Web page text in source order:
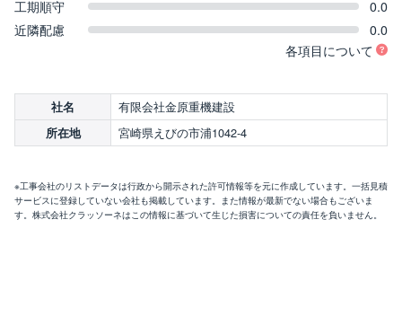
工期順守
0.0
近隣配慮
0.0
各項目について
社名 有限会社金原重機建設
所在地 宮崎県えびの市浦1042-4
※工事会社のリストデータは行政から開示された許可情報等を元に作成しています。一括見積
サービスに登録していない会社も掲載しています。また情報が最新でない場合もございま
す。株式会社クラッソーネはこの情報に基づいて生じた損害についての責任を負いません。